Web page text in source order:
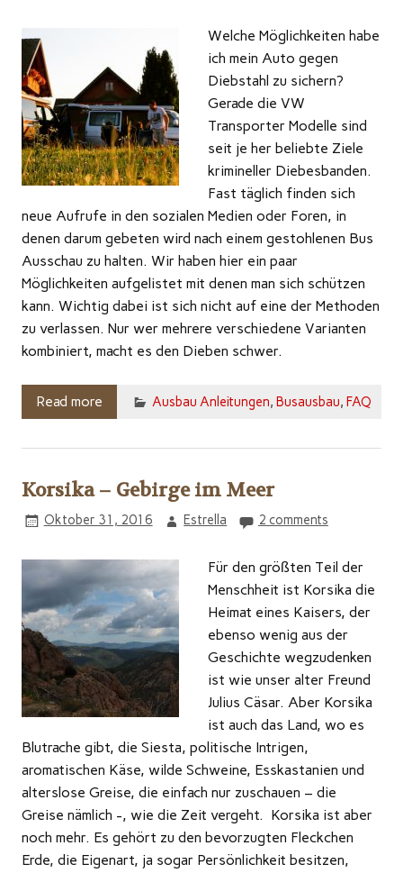
Welche Möglichkeiten habe
ich mein Auto gegen
Diebstahl zu sichern?
Gerade die VW
Transporter Modelle sind
seit je her beliebte Ziele
krimineller Diebesbanden.
Fast täglich finden sich
neue Aufrufe in den sozialen Medien oder Foren, in
denen darum gebeten wird nach einem gestohlenen Bus
Ausschau zu halten. Wir haben hier ein paar
Möglichkeiten aufgelistet mit denen man sich schützen
kann. Wichtig dabei ist sich nicht auf eine der Methoden
zu verlassen. Nur wer mehrere verschiedene Varianten
kombiniert, macht es den Dieben schwer.
Read more Ausbau Anleitungen, Busausbau, FAQ
Korsika – Gebirge im Meer
Oktober 31, 2016 Estrella 2 comments
Für den größten Teil der
Menschheit ist Korsika die
Heimat eines Kaisers, der
ebenso wenig aus der
Geschichte wegzudenken
ist wie unser alter Freund
Julius Cäsar. Aber Korsika
ist auch das Land, wo es
Blutrache gibt, die Siesta, politische Intrigen,
aromatischen Käse, wilde Schweine, Esskastanien und
alterslose Greise, die einfach nur zuschauen – die
Greise nämlich -, wie die Zeit vergeht. Korsika ist aber
noch mehr. Es gehört zu den bevorzugten Fleckchen
Erde, die Eigenart, ja sogar Persönlichkeit besitzen,